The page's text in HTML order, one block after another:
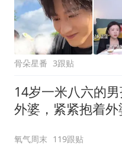
骨朵星番 3跟贴
14岁一米八六的
外婆，紧紧抱着外
氧气周末 119跟贴